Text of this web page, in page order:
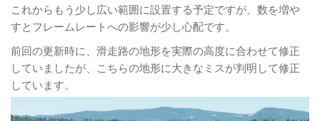
これからもう少し広い範囲に設置する予定ですが、数を増や
すとフレームレートへの影響が少し心配です。
前回の更新時に、滑走路の地形を実際の高度に合わせて修正
していましたが、こちらの地形に大きなミスが判明して修正
しています。